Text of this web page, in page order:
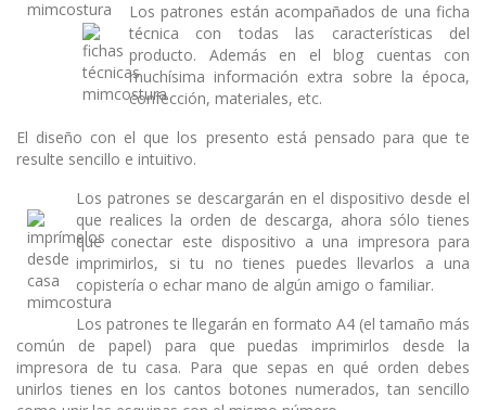
Los patrones están acompañados de una ficha
técnica con todas las características del
producto. Además en el blog cuentas con
muchísima información extra sobre la época,
confección, materiales, etc.
El diseño con el que los presento está pensado para que te
resulte sencillo e intuitivo.
Los patrones se descargarán en el dispositivo desde el
que realices la orden de descarga, ahora sólo tienes
que conectar este dispositivo a una impresora para
imprimirlos, si tu no tienes puedes llevarlos a una
copistería o echar mano de algún amigo o familiar.
Los patrones te llegarán en formato A4 (el tamaño más
común de papel) para que puedas imprimirlos desde la
impresora de tu casa. Para que sepas en qué orden debes
unirlos tienes en los cantos botones numerados, tan sencillo